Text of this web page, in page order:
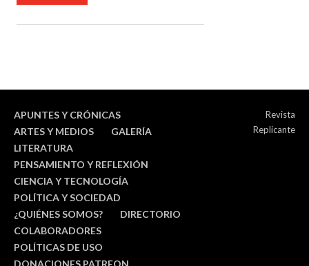
APUNTES Y CRÓNICAS
ARTES Y MEDIOS
GALERÍA
LITERATURA
PENSAMIENTO Y REFLEXIÓN
CIENCIA Y TECNOLOGÍA
POLÍTICA Y SOCIEDAD
¿QUIÉNES SOMOS?
DIRECTORIO
COLABORADORES
POLÍTICAS DE USO
DONACIONES PATREON
Revista
Replicante